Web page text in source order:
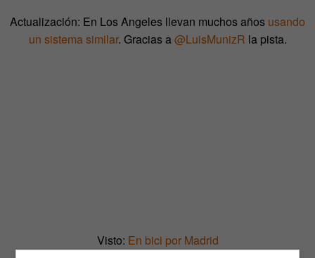
Actualización: En Los Angeles llevan muchos años usando
un sistema similar. Gracias a@LuisMunizR la pista.
Visto: En bici por Madrid